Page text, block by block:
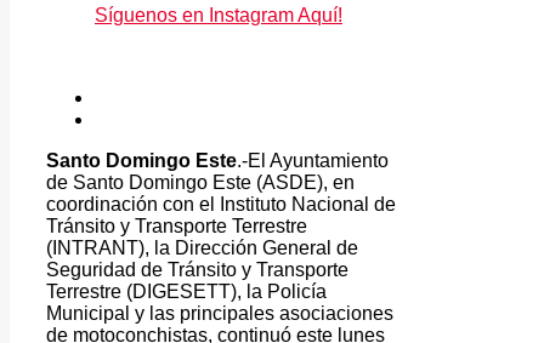
Síguenos en Instagram Aquí!
Santo Domingo Este.-El Ayuntamiento
de Santo Domingo Este (ASDE), en
coordinación con el Instituto Nacional de
Tránsito y Transporte Terrestre
(INTRANT), la Dirección General de
Seguridad de Tránsito y Transporte
Terrestre (DIGESETT), la Policía
Municipal y las principales asociaciones
de motoconchistas, continuó este lunes